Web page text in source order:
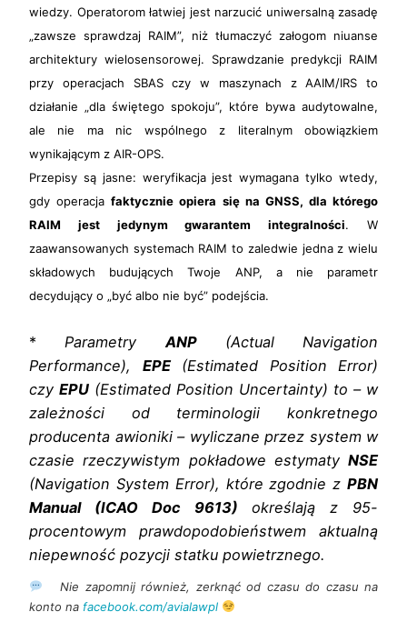
wiedzy. Operatorom łatwiej jest narzucić uniwersalną zasadę
„zawsze sprawdzaj RAIM”, niż tłumaczyć załogom niuanse
architektury wielosensorowej. Sprawdzanie predykcji RAIM
przy operacjach SBAS czy w maszynach z AAIM/IRS to
działanie „dla świętego spokoju”, które bywa audytowalne,
ale nie ma nic wspólnego z literalnym obowiązkiem
wynikającym z AIR-OPS.
Przepisy są jasne: weryfikacja jest wymagana tylko wtedy,
gdy operacjafaktycznie opiera się na GNSS, dla którego
RAIM jest jedynym gwarantem integralności. W
zaawansowanych systemach RAIM to zaledwie jedna z wielu
składowych budujących Twoje ANP, a nie parametr
decydujący o „być albo nie być” podejścia.
* Parametry ANP(Actual Navigation
Performance), EPE(Estimated Position Error)
czy EPU (Estimated Position Uncertainty) to – w
zależności od terminologii konkretnego
producenta awioniki – wyliczane przez system w
czasie rzeczywistym pokładowe estymaty NSE
(Navigation System Error), które zgodnie z PBN
Manual (ICAO Doc 9613) określają z 95-
procentowym prawdopodobieństwem aktualną
niepewność pozycji statku powietrznego.
Nie zapomnij również, zerknąć od czasu do czasu na
konto na facebook.com/avialawpl